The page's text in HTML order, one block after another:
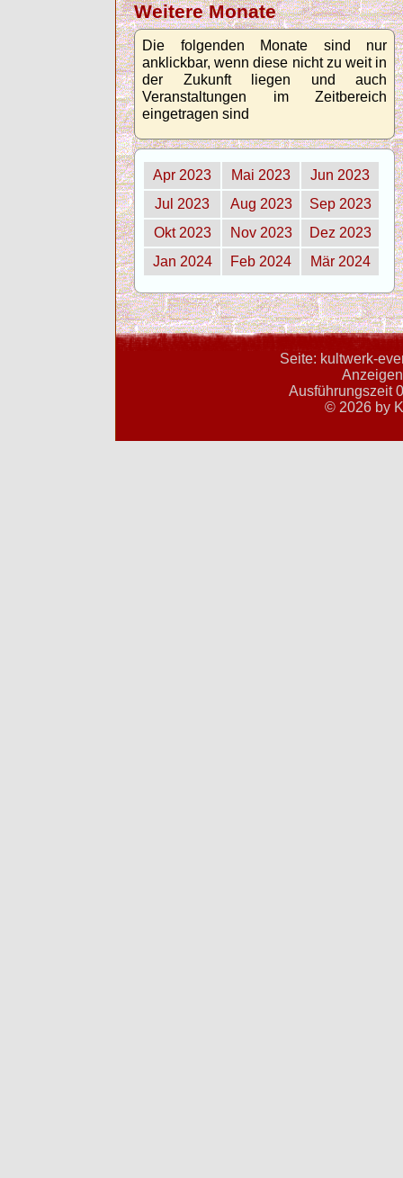
Weitere Monate
Die folgenden Monate sind nur
anklickbar, wenn diese nicht zu weit in
der Zukunft liegen und auch
Veranstaltungen im Zeitbereich
eingetragen sind
Apr 2023 Mai 2023
Jun 2023
Jul 2023
Aug 2023
Sep 2023
Okt 2023
Nov 2023
Dez 2023
Jan 2024
Feb 2024 Mär 2024
Seite: kultwerk-
Ausführungszeit
© 2026 by